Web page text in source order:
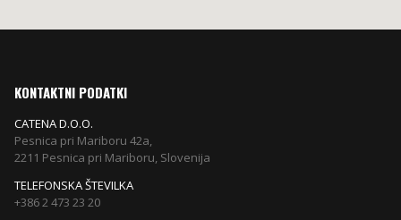
KONTAKTNI PODATKI
CATENA D.O.O.
Pesnica pri Mariboru 42a,
2211 Pesnica pri Mariboru, Slovenija
TELEFONSKA ŠTEVILKA
+386 2 473 23 20